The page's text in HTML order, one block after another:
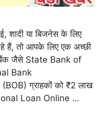
शादी या बिजनेस के लिए
हैं, तो आपके लिए एक अच्छी
जैसे State Bank of
Bank
ग्राहकों को ₹2 लाख
Loan Online …